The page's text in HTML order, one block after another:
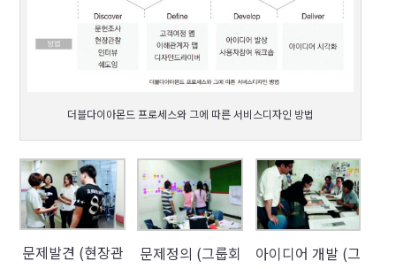
더블다이아몬드 프로세스와 그에 따른 서비스디자인 방법
문제발견 (현장관
문제정의 (그룹회
아이디어 개발 (그